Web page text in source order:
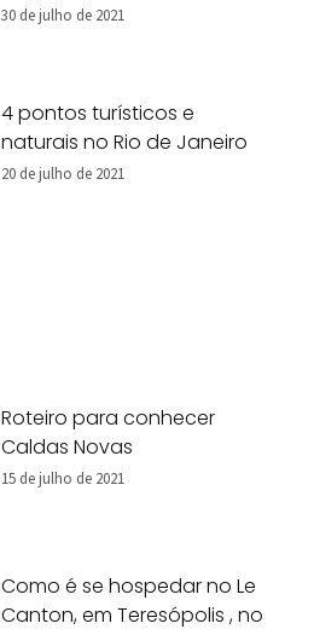
30 de julho de 2021
4 pontos turísticos e
naturais no Rio de Janeiro
20 de julho de 2021
Roteiro para conhecer
Caldas Novas
15 de julho de 2021
Como é se hospedar no Le
Canton, em Teresópolis , no